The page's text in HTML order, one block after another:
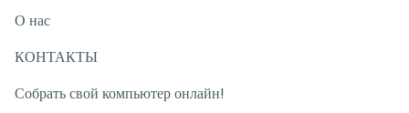
О нас
КОНТАКТЫ
Собрать свой компьютер онлайн!